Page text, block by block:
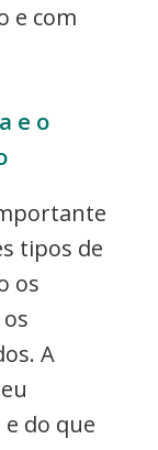
e com
e o
tipos de
os
A
do que